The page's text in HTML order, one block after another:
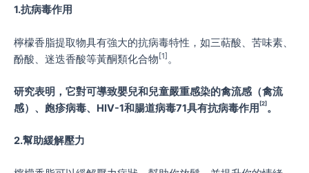
1.抗病毒作用
檸檬香脂提取物具有強大的抗病毒特性，如三萜酸、苦味素、
酚酸、迷迭香酸等黃酮類化合物 [1] 。
研究表明，它對可導致嬰兒和兒童嚴重感染的禽流感（禽流
感）、皰疹病毒、HIV-1和腸道病毒71具有抗病毒作用 [2]。
2.幫助緩解壓力